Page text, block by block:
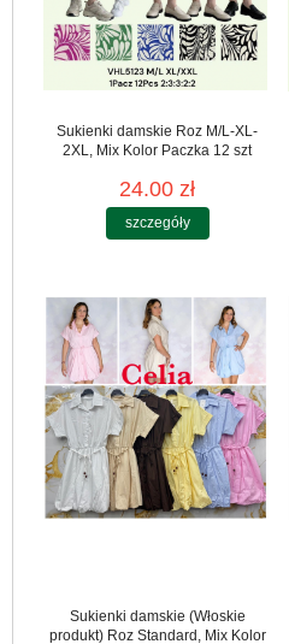
Sukienki damskie Roz M/L-XL-
2XL, Mix Kolor Paczka 12 szt
24.00 zł
szczegóły
Sukienki damskie (Włoskie
produkt) Roz Standard, Mix Kolor